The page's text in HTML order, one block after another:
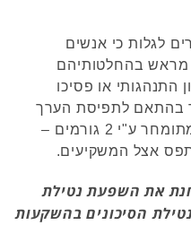
חוקרים לגלות כי אנשים
מראש בהחלטותיהם
התנהגותי או פסיכו
בהתאם לתפיסת הערך
בידי המשקיעים- כלומר הנכס מתומחר ע"י 2 גורמים –
אצל המשקיעים.
את השפעת נטילת
נטילת הסיכונים בהשקעות